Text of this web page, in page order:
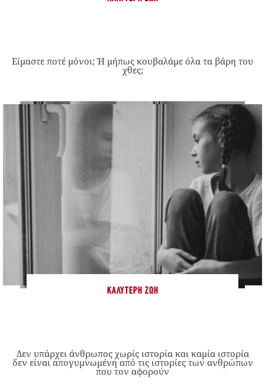
Είμαστε ποτέ μόνοι; Ή μήπως κουβαλάμε όλα τα βάρη του
χθες;
ΚΑΛΎΤΕΡΗ ΖΩΉ
Δεν υπάρχει άνθρωπος χωρίς ιστορία και καμία ιστορία
δεν είναι απογυμνωμένη από τις ιστορίες των ανθρώπων
που τον αφορούν